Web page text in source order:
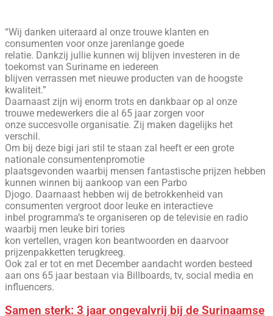
“Wij danken uiteraard al onze trouwe klanten en
consumenten voor onze jarenlange goede
relatie. Dankzij jullie kunnen wij blijven investeren in de
toekomst van Suriname en iedereen
blijven verrassen met nieuwe producten van de hoogste
kwaliteit.”
Daarnaast zijn wij enorm trots en dankbaar op al onze
trouwe medewerkers die al 65 jaar zorgen voor
onze succesvolle organisatie. Zij maken dagelijks het
verschil.
Om bij deze bigi jari stil te staan zal heeft er een grote
nationale consumentenpromotie
plaatsgevonden waarbij mensen fantastische prijzen hebben
kunnen winnen bij aankoop van een Parbo
Djogo. Daarnaast hebben wij de betrokkenheid van
consumenten vergroot door leuke en interactieve
inbel programma’s te organiseren op de televisie en radio
waarbij men leuke biri tories
kon vertellen, vragen kon beantwoorden en daarvoor
prijzenpakketten terugkreeg.
Ook zal er tot en met December aandacht worden besteed
aan ons 65 jaar bestaan via Billboards, tv, social media en
influencers.
Samen sterk: 3 jaar ongevalvrij bij de Surinaamse